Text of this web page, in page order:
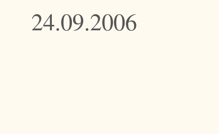
24.09.2006